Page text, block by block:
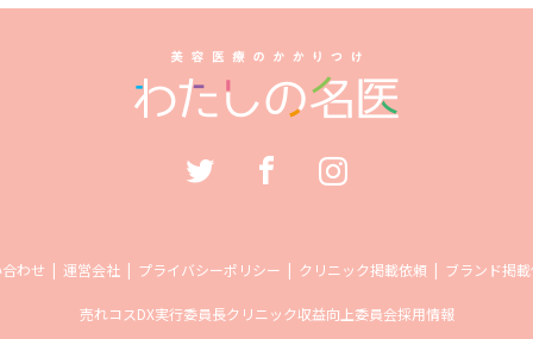
わせ 運営会社 プライバシーポリシー クリニック掲載依頼 ブランド掲
売れコスDX実行委員長クリニック収益向上委員会採用情報